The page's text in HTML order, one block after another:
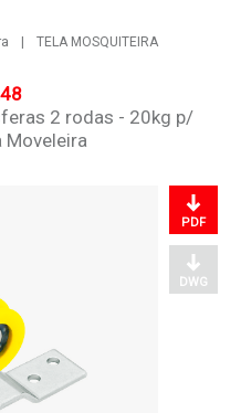
TELA MOSQUITEIRA
2 rodas - 20kg p/
Moveleira
PDF
DWG